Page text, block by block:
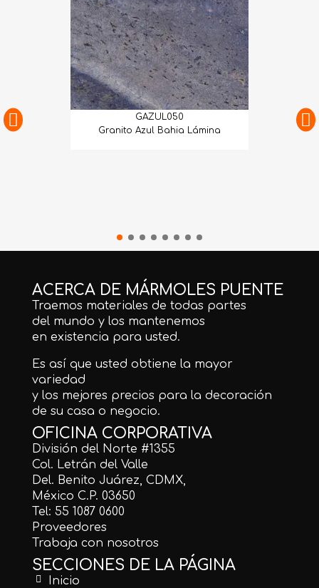
GAZUL050
Granito Azul Bahia Lámina
ACERCA DE MÁRMOLES PUENTE
Traemos materiales de todas partes
del mundo y los mantenemos
en existencia para usted.
Es así que usted obtiene la mayor
variedad
y los mejores precios para la decoración
de su casa o negocio.
OFICINA CORPORATIVA
División del Norte #1355
Col. Letrán del Valle
Del. Benito Juárez, CDMX,
México C.P. 03650
Tel: 55 1087 0600
Proveedores
Trabaja con nosotros
SECCIONES DE LA PÁGINA
Inicio